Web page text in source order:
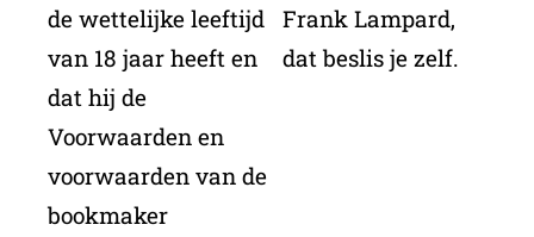
de wettelijke leeftijd
van 18 jaar heeft en
dat hij de
Voorwaarden en
voorwaarden van de
bookmaker
Frank Lampard,
dat beslis je zelf.